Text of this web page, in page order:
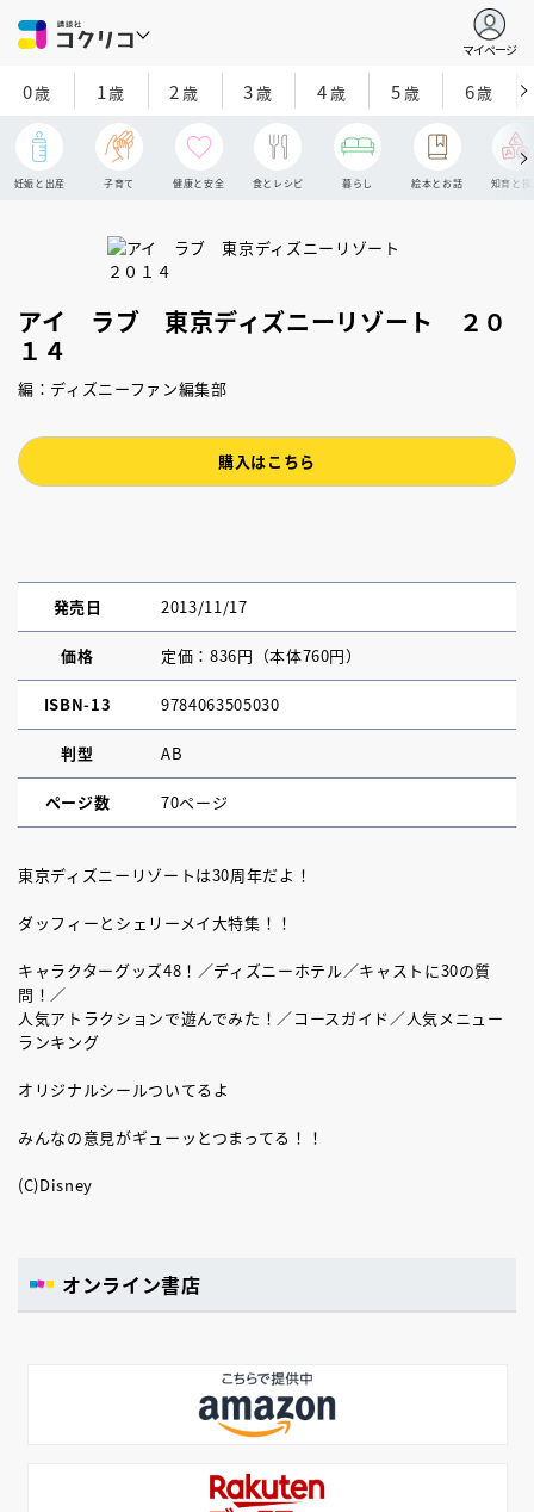
マイページ
0歳 1歳 2 歳 3歳 4歳 5歳 6歳
妊娠と出産 子育て 健康と安全 食とレシピ 暮らし 絵本とお話 知育と探
アイ ラブ 東京ディズニーリゾート ２０
１４
編：ディズニーファン編集部
購入はこちら
発売日 2013/11/17
価格 定価：836円（本体760円）
ISBN-13 9784063505030
判型 AB
ページ数 70ページ
東京ディズニーリゾートは30周年だよ！
ダッフィーとシェリーメイ大特集！！
キャラクターグッズ48！／ディズニーホテル／キャストに30の質
問！／
人気アトラクションで遊んでみた！／コースガイド／人気メニュー
ランキング
オリジナルシールついてるよ
みんなの意見がギューッとつまってる！！
(C)Disney
オンライン書店